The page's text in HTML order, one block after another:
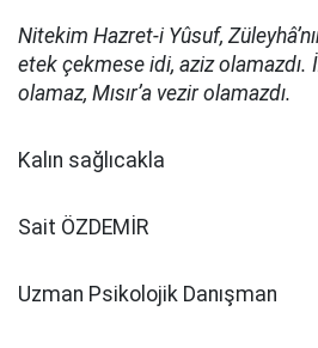
Nitekim Hazret-i Yûsuf,
etek çekmese idi, aziz
olamaz, Mısır’a vezir olamazdı.
Kalın sağlıcakla
Sait ÖZDEMİR
Uzman Psikolojik Danışman